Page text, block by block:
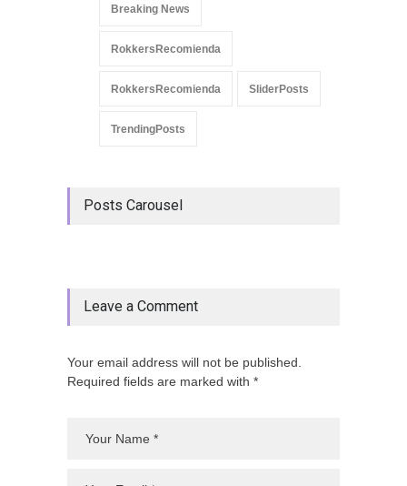
Breaking News
RokkersRecomienda
RokkersRecomienda SliderPosts
TrendingPosts
Posts Carousel
Leave a Comment
Your email address will not be published.
Required fields are marked with *